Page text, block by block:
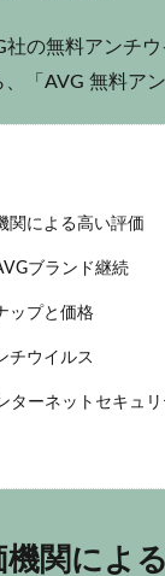
の無料アンチ
「AVG 無料ア
関による高い評価
ブランド継続
ップと価格
チウイルス
ターネットセキュリ
機関によ